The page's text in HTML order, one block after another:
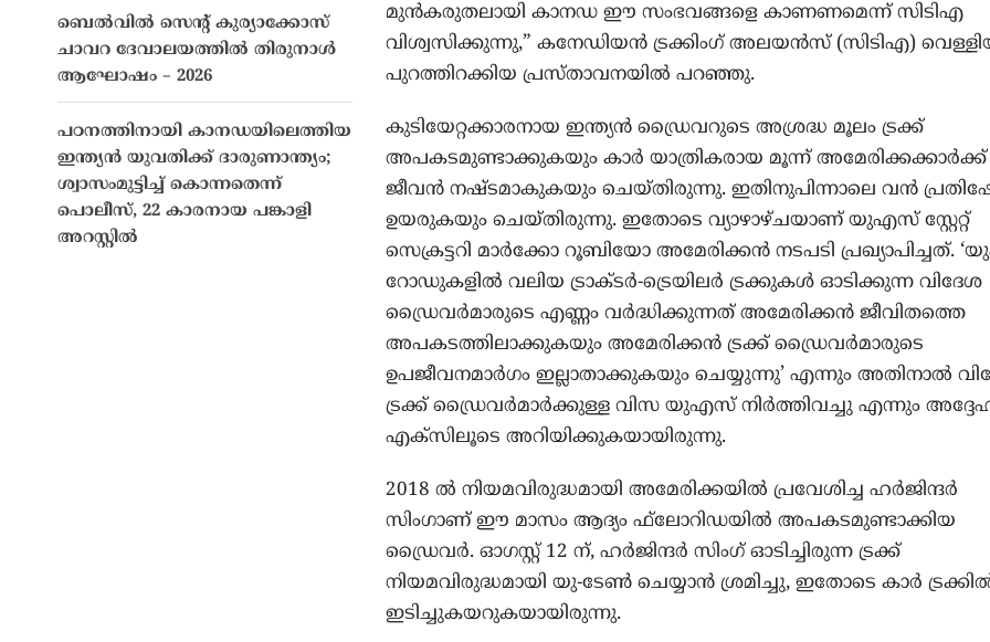
മുന്‍കരുതലായി കാനഡ ഈ സംഭവങ്ങളെ കാണണമെന്ന് സിടിഎ
വിശ്വസിക്കുന്നു,” കനേഡിയന്‍ ട്രക്കിംഗ് അലയന്‍സ് (സിടിഎ)
പുറത്തിറക്കിയ പ്രസ്താവനയില്‍ പറഞ്ഞു.
കുടിയേറ്റക്കാരനായ ഇന്ത്യന്‍ ഡ്രൈവറുടെ അശ്രദ്ധ മൂലം ട്രക്ക്
അപകടമുണ്ടാക്കുകയും കാര്‍ യാത്രികരായ മൂന്ന് അമേരിക്കക്കാര്‍ക്ക്
ജീവന്‍ നഷ്ടമാകുകയും ചെയ്തിരുന്നു. ഇതിനുപിന്നാലെ വന്‍
ഉയരുകയും ചെയ്തിരുന്നു. ഇതോടെ വ്യാഴാഴ്ചയാണ് യുഎസ് സ്റ്റേറ്റ്
സെക്രട്ടറി മാര്‍ക്കോ റൂബിയോ അമേരിക്കന്‍ നടപടി പ്രഖ്യാപിച്ചത്.
റോഡുകളില്‍ വലിയ ട്രാക്ടര്‍-ട്രെയിലര്‍ ട്രക്കുകള്‍ ഓടിക്കുന്ന വിദേശ
ഡ്രൈവര്‍മാരുടെ എണ്ണം വര്‍ദ്ധിക്കുന്നത് അമേരിക്കന്‍ ജീവിതത്തെ
അപകടത്തിലാക്കുകയും അമേരിക്കന്‍ ട്രക്ക് ഡ്രൈവര്‍മാരുടെ
ഉപജീവനമാര്‍ഗം ഇല്ലാതാക്കുകയും ചെയ്യുന്നു’ എന്നും അതിനാല്‍
ട്രക്ക് ഡ്രൈവര്‍മാര്‍ക്കുള്ള വിസ യുഎസ് നിര്‍ത്തിവച്ചു എന്നും
എക്സിലൂടെ അറിയിക്കുകയായിരുന്നു.
2018 ല്‍ നിയമവിരുദ്ധമായി അമേരിക്കയില്‍ പ്രവേശിച്ച ഹര്‍ജിന്ദര്‍
സിംഗാണ് ഈ മാസം ആദ്യം ഫ്‌ലോറിഡയില്‍ അപകടമുണ്ടാക്കിയ
ഡ്രൈവര്‍. ഓഗസ്റ്റ് 12 ന്, ഹര്‍ജിന്ദര്‍ സിംഗ് ഓടിച്ചിരുന്ന ട്രക്ക്
നിയമവിരുദ്ധമായി യു-ടേണ്‍ ചെയ്യാന്‍ ശ്രമിച്ചു, ഇതോടെ കാര്‍
ഇടിച്ചുകയറുകയായിരുന്നു.
ബെൽവിൽ സെൻ്റ് കുര്യാക്കോസ്
ചാവറ ദേവാലയത്തിൽ തിരുനാൾ
ആഘോഷം – 2026
പഠനത്തിനായി കാനഡയിലെത്തിയ
ഇന്ത്യൻ യുവതിക്ക് ദാരുണാന്ത്യം;
ശ്വാസംമുട്ടിച്ച് കൊന്നതെന്ന്
പൊലീസ്, 22 കാരനായ പങ്കാളി
അറസ്റ്റിൽ